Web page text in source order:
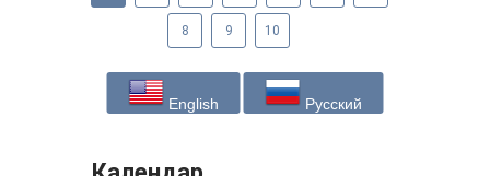
8 9 10
English Русский